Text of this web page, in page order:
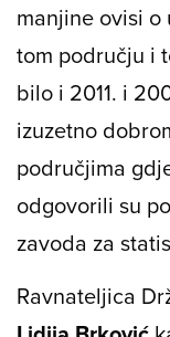
manjine ovisi
tom području i
bilo i 2011. i
izuzetno
područjima
odgovorili su
zavoda za
Ravnateljica